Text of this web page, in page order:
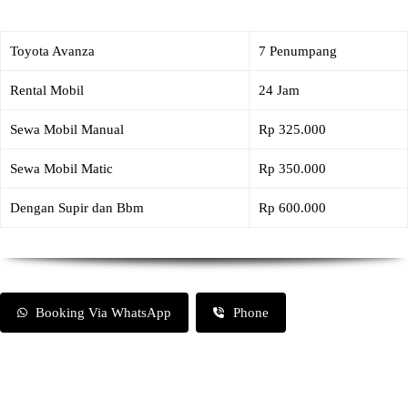
Toyota Avanza 7 Penumpang
Rental Mobil 24 Jam
Sewa Mobil Manual Rp 325.000
Sewa Mobil Matic Rp 350.000
Dengan Supir dan Bbm Rp 600.000
Booking Via WhatsApp Phone